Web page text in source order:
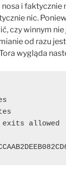
nosa i faktycznie
nic.
czy winnym
od razu
wygląda
allowed